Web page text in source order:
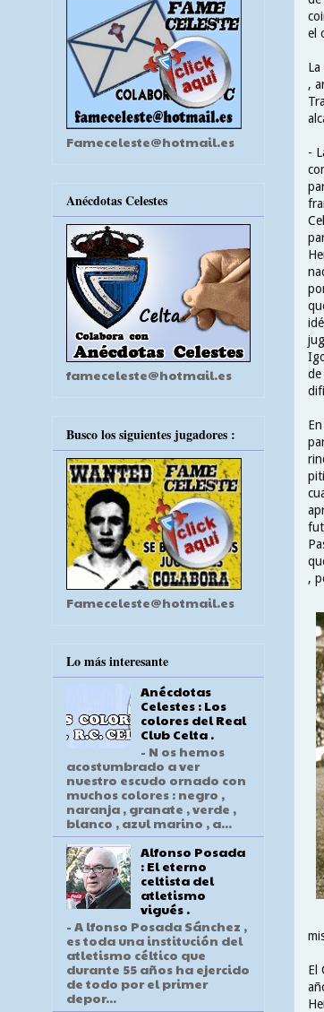
el
,
-
de
,
El
Fameceleste@hotmail.es
Anécdotas Celestes
fameceleste@hotmail.es
Busco los siguientes jugadores :
Fameceleste@hotmail.es
Lo más interesante
Anécdotas
Celestes : Los
colores del Real
Club Celta .
- N os hemos
acostumbrado a ver
nuestro escudo ornado con
muchos colores : negro ,
naranja , granate , verde ,
blanco , azul marino , a...
Alfonso Posada
: El eterno
celtista del
atletismo
vigués .
- A lfonso Posada Sánchez ,
es toda una institución del
atletismo céltico que
durante 55 años ha ejercido
de todo por el primer
depor...